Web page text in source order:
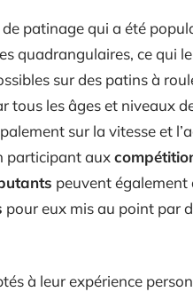
patinage qui a été
quadrangulaires, ce qui
sur des patins à
tous les âges et niveaux
sur la vitesse et
participant aux
peuvent
pour eux mis au point par
à leur expérience